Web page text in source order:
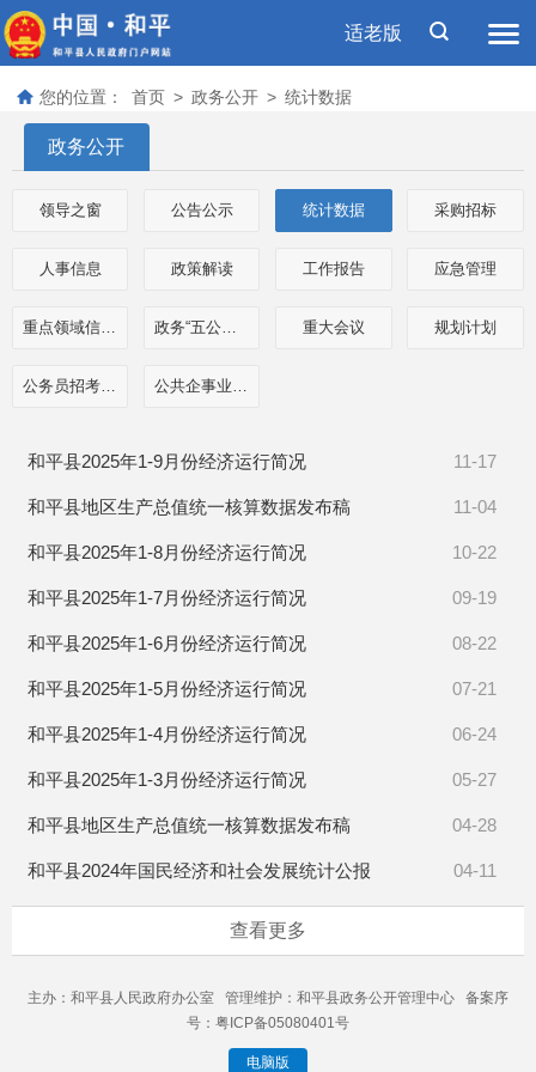
适老版
您的位置： 首页 > 政务公开 > 统计数据
政务公开
领导之窗 公告公示 统计数据 采购招标
人事信息 政策解读 工作报告 应急管理
重点领域信息公开 政务“五公开”专栏 重大会议 规划计划
11-17
和平县2025年1-9月份经济运行简况
11-04
和平县地区生产总值统一核算数据发布稿
10-22
和平县2025年1-8月份经济运行简况
09-19
和平县2025年1-7月份经济运行简况
08-22
和平县2025年1-6月份经济运行简况
07-21
和平县2025年1-5月份经济运行简况
06-24
和平县2025年1-4月份经济运行简况
05-27
和平县2025年1-3月份经济运行简况
04-28
和平县地区生产总值统一核算数据发布稿
04-11
和平县2024年国民经济和社会发展统计公报
查看更多
主办：和平县人民政府办公室 管理维护：和平县政务公开管理中心 备案序
号：粤ICP备05080401号
电脑版